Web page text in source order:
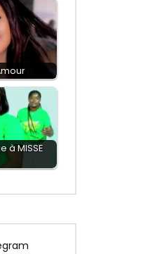
à MISSE